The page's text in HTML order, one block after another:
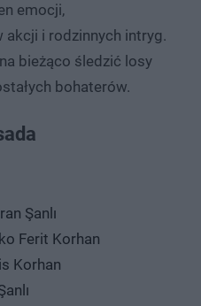
emocji,
i rodzinnych intryg.
bieżąco śledzić losy
bohaterów.
Şanlı
Ferit Korhan
Korhan